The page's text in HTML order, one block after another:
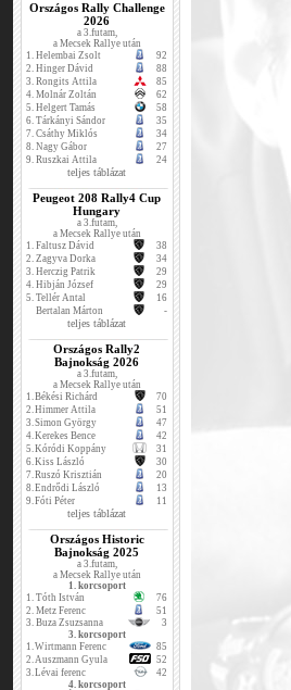
Országos Rally Challenge
2026
a 3.futam,
a Mecsek Rallye után
1. Helembai Zsolt
92
2. Hinger Dávid
88
3. Rongits Attila
85
4. Molnár Zoltán
62
5. Helgert Tamás
58
6. Tárkányi Sándor
35
7. Csáthy Miklós
34
8. Nagy Gábor
27
9. Ruszkai Attila 24
teljes táblázat
Peugeot 208 Rally4 Cup
Hungary
a 3.futam,
a Mecsek Rallye után
1. Faltusz Dávid
38
2. Zagyva Dorka
34
3. Herczig Patrik
29
4. Hibján József
29
5. Tellér Antal
16
Bertalan Márton
-
teljes táblázat
Országos Rally2
Bajnokság 2026
a 3.futam,
a Mecsek Rallye után
1.Békési Richárd
70
2.Himmer Attila
51
3.Simon György
47
4.Kerekes Bence
42
5.Kóródi Koppány
31
6.Kiss László
30
7.Ruszó Krisztián
20
8.Endrődi László
13
9.Fóti Péter 11
teljes táblázat
Országos Historic
Bajnokság 2025
a 3.futam,
a Mecsek Rallye után
1. korcsoport
1. Tóth István
76
2. Metz Ferenc
51
3. Buza Zsuzsanna
3
3. korcsoport
1.Wirtmann Ferenc
85
2.Auszmann Gyula
52
3.Lévai ferenc
42
4. korcsoport